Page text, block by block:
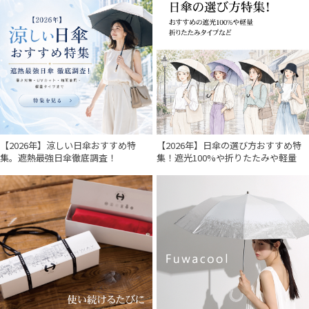
【2026年】涼しい日傘おすすめ特
集。遮熱最強日傘徹底調査！
【2026年】日傘の選び方おすすめ特
集！遮光100%や折りたたみや軽量